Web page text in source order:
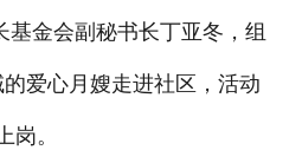
金会副秘书长丁亚冬，组
爱心月嫂走进社区，活动
岗。